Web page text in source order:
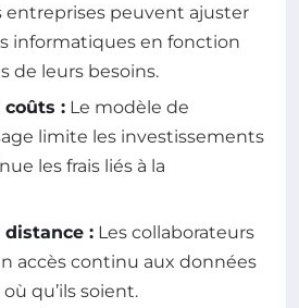
entreprises peuvent ajuster
informatiques en fonction
de leurs besoins.
coûts : Le modèle de
limite les investissements
les frais liés à la
: Les collaborateurs
accès continu aux données
qu’ils soient.